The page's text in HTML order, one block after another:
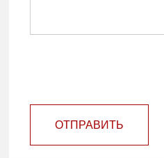
ОТПРАВИТЬ